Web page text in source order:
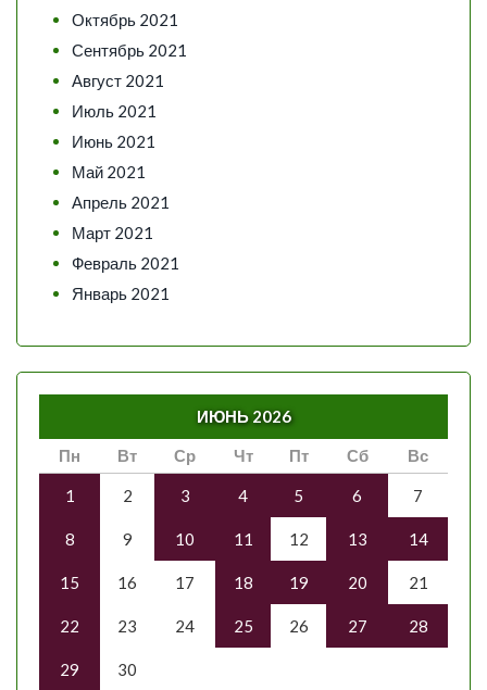
Октябрь 2021
Сентябрь 2021
Август 2021
Июль 2021
Июнь 2021
Май 2021
Апрель 2021
Март 2021
Февраль 2021
Январь 2021
ИЮНЬ 2026
Пн
Вт Ср Чт Пт Сб Вс
1 2 3 4 5 6 7
8 9 10 11 12 13 14
15 16 17 18 19 20 21
22 23 24 25 26 27 28
29
30